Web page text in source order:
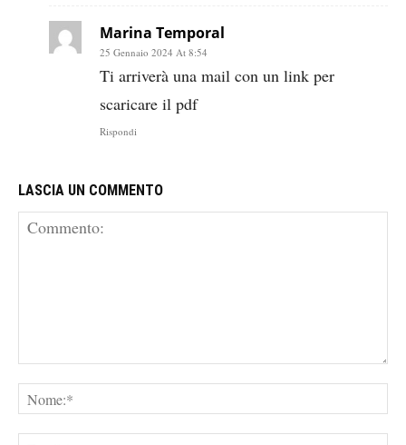
Marina Temporal
25 Gennaio 2024 At 8:54
Ti arriverà una mail con un link per
scaricare il pdf
Rispondi
LASCIA UN COMMENTO